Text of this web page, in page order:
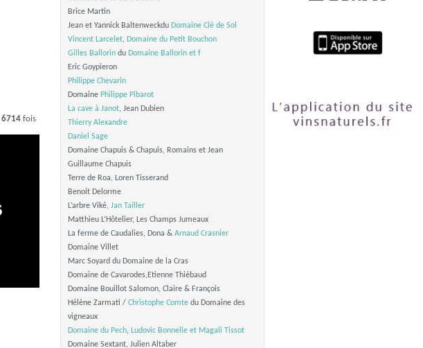
6714fois
Brice Martin
Jean et Yannick Baltenweckdu Domaine Clé de Sol
Vincent Larcelet, Domaine du Petit Bouchon
Gilles Ballorindu Domaine Ballorin et f
Eric Goypieron
Philippe Chevarin
Domaine Philippe Pibarot
La cave à Janot, Jean Dubien
Thierry Alexandre
Daniel Sage
Domaine Chapuis & Chapuis, Romains et Jean
Guillaume Chapuis
Terre de Roa, Loren Tisserand
Benoit Delorme
L’arbre Viké, Jan Tailler
Matthieu L’Hôtelier, Les Champs Jumeaux
La ferme de Caudalies, Dona & Arnaud Crasnier
Domaine Villet
Marc Soyard du Domaine de la Cras
Domaine de Cavarodes,Etienne Thiébaud
Domaine Bouillot Salomon, Claire & François
Hélène Zarmati / Christophe Comtedu Domaine des
vigneaux
Domaine du Pech, Ludovic Bonnelle et Magali Tissot
Domaine Sextant, Julien Altaber